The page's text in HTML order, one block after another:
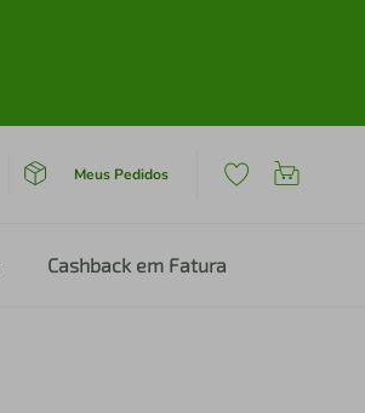
Meus Pedidos
Cashback em Fatura